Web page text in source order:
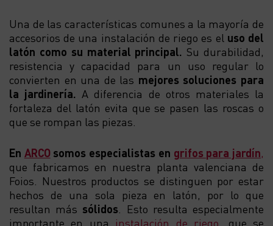
Una de las características comunes a la mayoría de
accesorios de una instalación de riego es el uso del
latón como su material principal. Su durabilidad,
resistencia y capacidad para un uso regular lo
convierten en una de las mejores soluciones para
la jardinería. A diferencia de otros materiales la
fortaleza del latón evita que se pasen las roscas o
que se rompan las piezas.
En ARCOsomos especialistas en grifos para jardín,
que fabricamos en nuestra planta valenciana de
Foios. Nuestros productos se distinguen por estar
hechos de una sola pieza en latón, por lo que
resultan más sólidos . Esto resulta especialmente
importante en una instalación de riego, que se